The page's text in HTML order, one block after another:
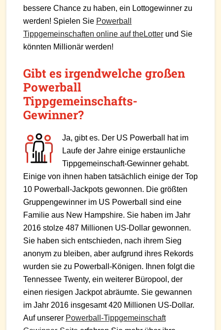
bessere Chance zu haben, ein Lottogewinner zu
werden! Spielen Sie Powerball
Tippgemeinschaften online auf theLotterund Sie
könnten Millionär werden!
Gibt es irgendwelche großen
Powerball
Tippgemeinschafts-
Gewinner?
Ja, gibt es. Der US Powerball hat im
Laufe der Jahre einige erstaunliche
Tippgemeinschaft-Gewinner gehabt.
Einige von ihnen haben tatsächlich einige der Top
10 Powerball-Jackpots gewonnen. Die größten
Gruppengewinner im US Powerball sind eine
Familie aus New Hampshire. Sie haben im Jahr
2016 stolze 487 Millionen US-Dollar gewonnen.
Sie haben sich entschieden, nach ihrem Sieg
anonym zu bleiben, aber aufgrund ihres Rekords
wurden sie zu Powerball-Königen. Ihnen folgt die
Tennessee Twenty, ein weiterer Büropool, der
einen riesigen Jackpot abräumte. Sie gewannen
im Jahr 2016 insgesamt 420 Millionen US-Dollar.
Auf unserer Powerball-Tippgemeinschaft